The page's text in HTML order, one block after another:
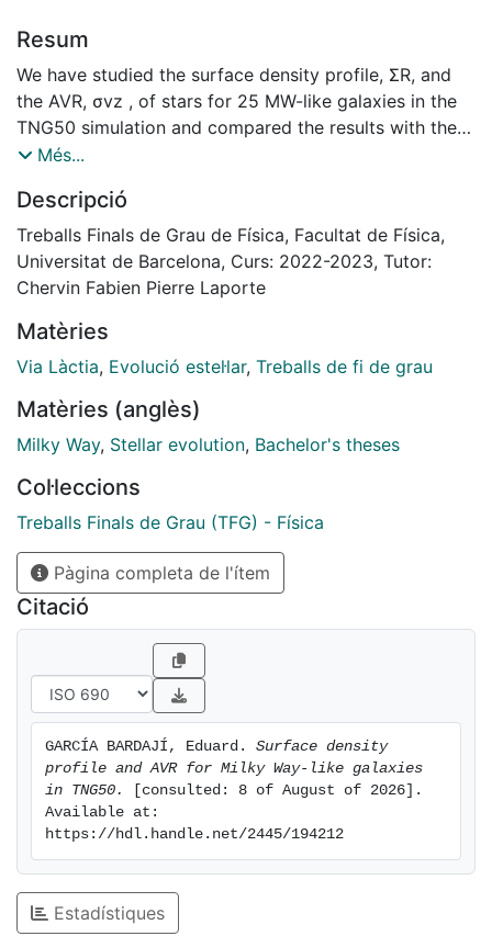
Resum
We have studied the surface density profile, ΣR, and
the AVR, σvz , of stars for 25 MW-like galaxies in the
TNG50 simulation and compared the results with the
Kordopatis et al. and Sanders et al. catalogues of
obeys an exponential profile where younger stars are
more abundant than older stars, specially so towards
the end of the disk. We argue it’s because older stars
were born towards the center during the formation of
newly formed disk and outer regions as they were
getting hotter and denser. σvz shows a decreasing
catalogues a plateau can be seen for R >∼ 8 kpc,
attributed to a more scattered sample of stars near
higher velocity dispersion than younger stars due to
the conditions, such as gas turbulence, of when they
were formed.
Més...
Descripció
Treballs Finals de Grau de Física, Facultat de Física,
Universitat de Barcelona, Curs: 2022-2023, Tutor:
Chervin Fabien Pierre Laporte
Matèries
Via Làctia, Evolució estel·lar, Treballs de fi de grau
Matèries (anglès)
Milky Way, Stellar evolution, Bachelor's theses
Col·leccions
Treballs Finals de Grau (TFG) - Física
Pàgina completa de l'ítem
Citació
GARCÍA BARDAJÍ, Eduard. Surface density
profile and AVR for Milky Way-like galaxies
in TNG50.
[consulted: 8 of August of 2026].
Available at:
https://hdl.handle.net/2445/194212
Estadístiques